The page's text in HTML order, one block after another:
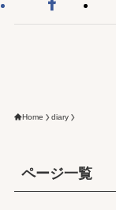
Home diary
ページ一覧